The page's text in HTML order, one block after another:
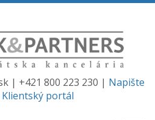
| +421 800 223 230 | Napište
Klientský portál